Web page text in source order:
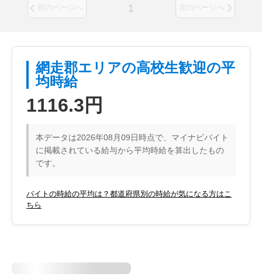
前のページへ 1 次のページへ
網走郡エリアの高校生歓迎の平
均時給
1116.3円
本データは2026年08月09日時点で、マイナビバイト
に掲載されている給与から平均時給を算出したもの
です。
バイトの時給の平均は？都道府県別の時給が気になる方はこ
ちら